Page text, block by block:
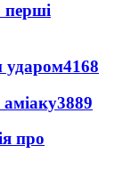
перші
ударом4168
аміаку3889
про